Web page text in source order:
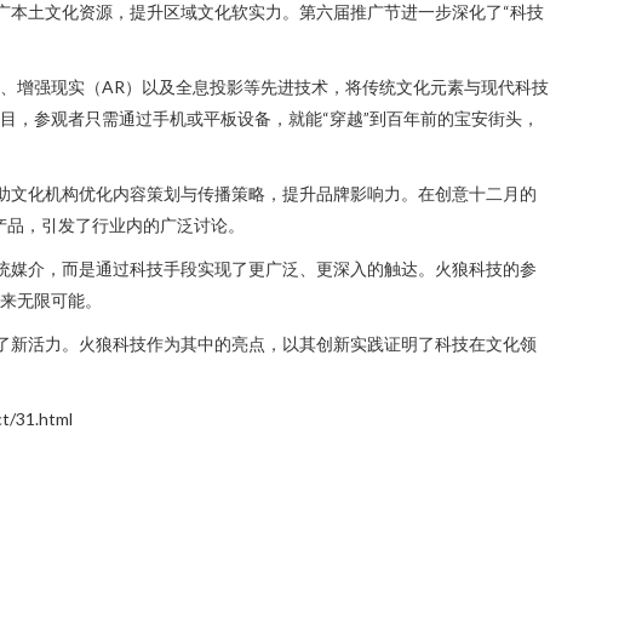
土文化资源，提升区域文化软实力。第六届推广节进一步深化了“科技
增强现实（AR）以及全息投影等先进技术，将传统文化元素与现代科技
参观者只需通过手机或平板设备，就能“穿越”到百年前的宝安街头，
化机构优化内容策划与传播策略，提升品牌影响力。在创意十二月的
，引发了行业内的广泛讨论。
介，而是通过科技手段实现了更广泛、更深入的触达。火狼科技的参
无限可能。
活力。火狼科技作为其中的亮点，以其创新实践证明了科技在文化领
31.html